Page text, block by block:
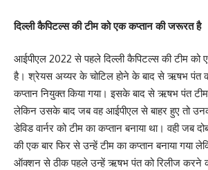
दिल्ली कैपिटल्स की टीम को एक कप्तान की जरूरत है
आईपीएल 2022 से पहले दिल्ली कैपिटल्स की टीम को
है। श्रेयस अय्यर के चोटिल होने के बाद से ऋषभ पंत
कप्तान नियुक्त किया गया। इसके बाद से ऋषभ पंत टीम
लेकिन उसके बाद जब वह आईपीएल से बाहर हुए तो
डेविड वार्नर को टीम का कप्तान बनाया था। वही जब
की एक बार फिर से उन्हें टीम का कप्तान बनाया गया
ऑक्शन से ठीक पहले उन्हें ऋषभ पंत को रिलीज करने